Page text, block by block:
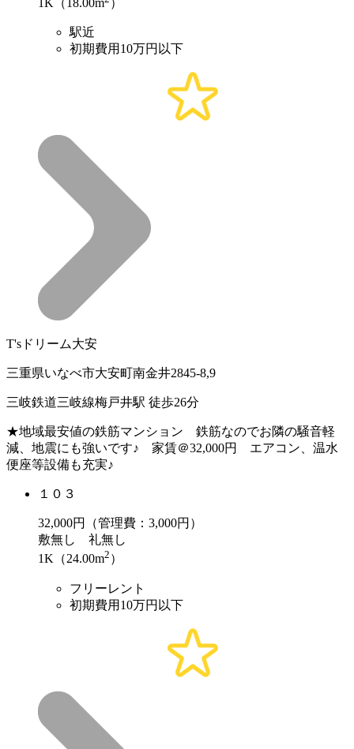
1K（18.00m ）
駅近
初期費用10万円以下
T'sドリーム大安
三重県いなべ市大安町南金井2845-8,9
三岐鉄道三岐線梅戸井駅 徒歩26分
★地域最安値の鉄筋マンション 鉄筋なのでお隣の騒音軽
減、地震にも強いです♪ 家賃＠32,000円 エアコン、温水
便座等設備も充実♪
１０３
32,000円（管理費：3,000円）
敷無し 礼無し
1K（24.00m2 ）
フリーレント
初期費用10万円以下